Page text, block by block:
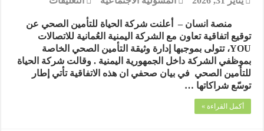
الحياة
للتأمين
الصحي
عن
توقيع
اتفاقية
منصة انسان – أعلنت شركة الحياة للتأمين الصحي عن
توقيع اتفاقية تعاون مع الشركة اليمنية العُمانية للاتصالات
YOU، تتولى بموجبها إدارة وثيقة التأمين الصحي الخاصة
بموظفي الشركة داخل الجمهورية اليمنية . وقالت شركة الحياة
للتأمين الصحي في بيان صحفي ان هذه الاتفاقية تأتي إطار
توسّع شراكاتها …
أكمل القراءة »